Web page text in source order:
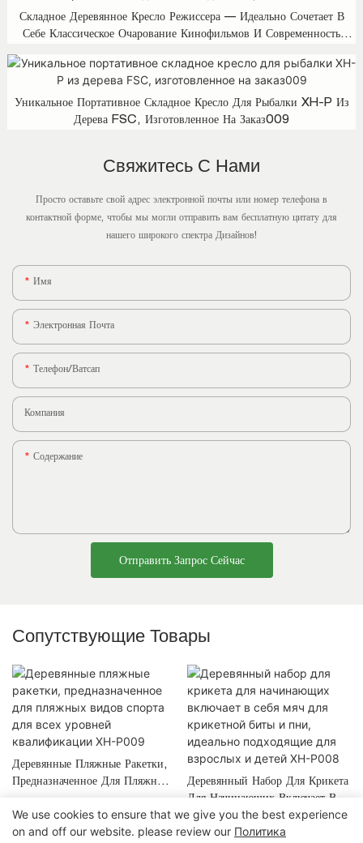
Складное Деревянное Кресло Режиссера — Идеально Сочетает В
Себе Классическое Очарование Кинофильмов И Современность
Уникальное Портативное Складное Кресло Для Рыбалки XH-P Из
Дерева FSC, Изготовленное На Заказ009
Свяжитесь С Нами
Просто оставьте свой адрес электронной почты или номер телефона в
контактной форме, чтобы мы могли отправить вам бесплатную цитату для
нашего широкого спектра Дизайнов!
Имя
Электронная Почта
Телефон/ватсап
Компания
Содержание
Отправить Запрос Сейчас
Сопутствующие Товары
Деревянные Пляжные Ракетки,
Предназначенное Для Пляжных
Уровней Квалификации XH-
P009
Деревянный Набор Для Крикета
Для Начинающих Включает В
Себя Мяч Для Крикетной Биты
И Пни, Идеально Подходящие
We use cookies to ensure that we give you the best experience
on and off our website. please review our Политика